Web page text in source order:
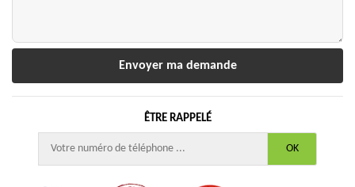
ÊTRE RAPPELÉ